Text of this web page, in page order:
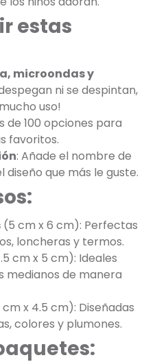
estas
microondas y
ni se despintan,
uso!
de 100 opciones para
favoritos.
: Añade el nombre de
diseño que más le guste.
(5 cm x 6 cm): Perfectas
loncheras y termos.
cm x 5 cm): Ideales
de manera
cm x 4.5 cm): Diseñadas
colores y plumones.